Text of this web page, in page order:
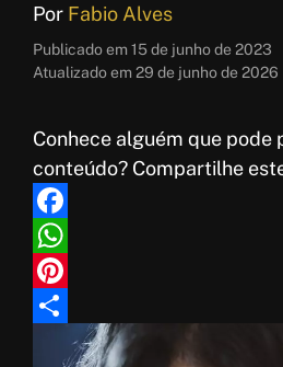
Por Fabio Alves
Publicado em 15 de junho de 2023
Atualizado em 29 de junho de 2026
Conhece alguém que pode
conteúdo? Compartilhe
F
a
c
W
hP